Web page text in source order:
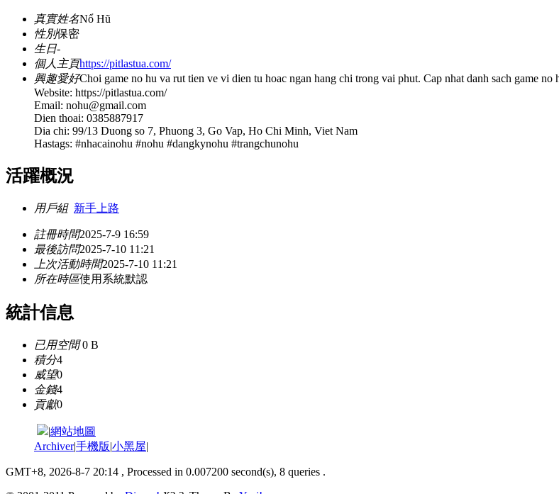
真實姓名Nổ Hũ
性別保密
生日-
個人主頁https://pitlastua.com/
興趣愛好Choi game no hu va rut tien ve vi dien tu hoac ngan hang chi trong vai phut. Cap nhat danh sach game
Website: https://pitlastua.com/
Email: nohu@gmail.com
Dien thoai: 0385887917
Dia chi: 99/13 Duong so 7, Phuong 3, Go Vap, Ho Chi Minh, Viet Nam
Hastags: #nhacainohu #nohu #dangkynohu #trangchunohu
活躍概況
用戶組 新手上路
註冊時間2025-7-9 16:59
最後訪問2025-7-10 11:21
上次活動時間2025-7-10 11:21
所在時區使用系統默認
統計信息
已用空間0 B
積分4
威望0
金錢4
貢獻0
|網站地圖
Archiver|手機版|小黑屋|
GMT+8, 2026-8-7 20:14 , Processed in 0.007200 second(s), 8 queries .